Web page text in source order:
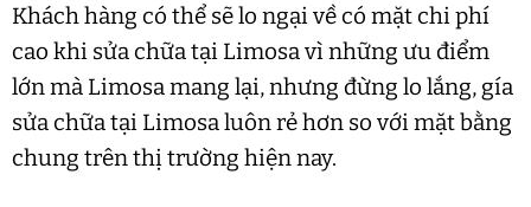
Khách hàng có thể sẽ lo ngại về có mặt chi phí
cao khi sửa chữa tại Limosa vì những ưu điểm
lớn mà Limosa mang lại, nhưng đừng lo lắng, gía
sửa chữa tại Limosa luôn rẻ hơn so với mặt bằng
chung trên thị trường hiện nay.